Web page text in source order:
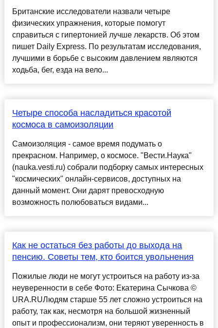
Британские исследователи назвали четыре
физических упражнения, которые помогут
справиться с гипертонией лучше лекарств. Об этом
пишет Daily Express. По результатам исследования,
лучшими в борьбе с высоким давлением являются
ходьба, бег, езда на вело...
Четыре способа насладиться красотой
космоса в самоизоляции
Cамоизоляция - самое время подумать о
прекрасном. Например, о космосе. "Вести.Наука"
(nauka.vesti.ru) собрали подборку самых интересных
"космических" онлайн-сервисов, доступных на
данный момент. Они дарят превосходную
возможность полюбоваться видами...
Как не остаться без работы до выхода на
пенсию. Советы тем, кто боится увольнения
Пожилые люди не могут устроиться на работу из-за
неуверенности в себе Фото: Екатерина Сычкова ©
URA.RUЛюдям старше 55 лет сложно устроиться на
работу, так как, несмотря на большой жизненный
опыт и профессионализм, они теряют уверенность в